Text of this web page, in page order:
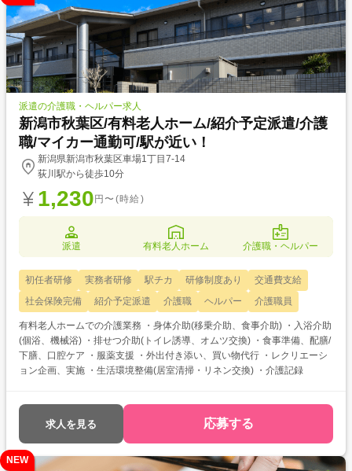
派遣の介護職・ヘルパー求人
新潟市秋葉区/有料老人ホーム/紹介予定派遣/介護
職/マイカー通勤可/駅が近い！
新潟県新潟市秋葉区車場1丁目7-14
荻川駅から徒歩10分
1,230 円〜(時給)
派遣 有料老人ホーム 介護職・ヘルパー
初任者研修 実務者研修 駅チカ 研修制度あり
交通費支給
社会保険完備
紹介予定派遣 介護職 ヘルパー 介護職員
有料老人ホームでの介護業務 ・身体介助(移乗介助、食事介助) ・入浴介助
(個浴、機械浴) ・排せつ介助(トイレ誘導、オムツ交換) ・食事準備、配膳/
下膳、口腔ケア ・服薬支援 ・外出付き添い、買い物代行 ・レクリエーシ
ョン企画、実施 ・生活環境整備(居室清掃・リネン交換) ・介護記録
求人を見る 応募する
NEW